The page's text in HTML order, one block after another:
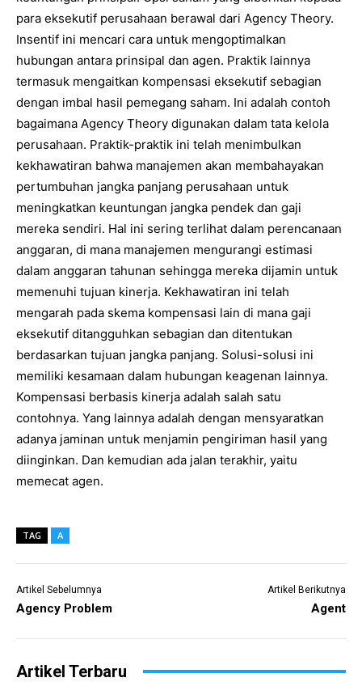
para eksekutif perusahaan berawal dari Agency Theory.
Insentif ini mencari cara untuk mengoptimalkan
hubungan antara prinsipal dan agen. Praktik lainnya
termasuk mengaitkan kompensasi eksekutif sebagian
dengan imbal hasil pemegang saham. Ini adalah contoh
bagaimana Agency Theory digunakan dalam tata kelola
perusahaan. Praktik-praktik ini telah menimbulkan
kekhawatiran bahwa manajemen akan membahayakan
pertumbuhan jangka panjang perusahaan untuk
meningkatkan keuntungan jangka pendek dan gaji
mereka sendiri. Hal ini sering terlihat dalam perencanaan
anggaran, di mana manajemen mengurangi estimasi
dalam anggaran tahunan sehingga mereka dijamin untuk
memenuhi tujuan kinerja. Kekhawatiran ini telah
mengarah pada skema kompensasi lain di mana gaji
eksekutif ditangguhkan sebagian dan ditentukan
berdasarkan tujuan jangka panjang. Solusi-solusi ini
memiliki kesamaan dalam hubungan keagenan lainnya.
Kompensasi berbasis kinerja adalah salah satu
contohnya. Yang lainnya adalah dengan mensyaratkan
adanya jaminan untuk menjamin pengiriman hasil yang
diinginkan. Dan kemudian ada jalan terakhir, yaitu
memecat agen.
TAG A
Artikel Sebelumnya
Agency Problem
Artikel Berikutnya
Agent
Artikel Terbaru